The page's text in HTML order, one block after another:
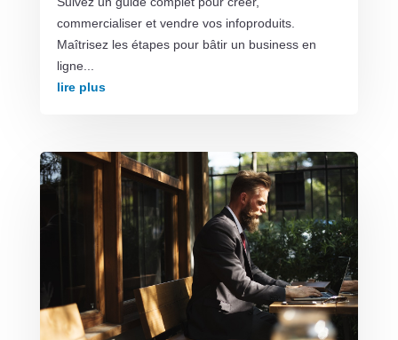
commercialiser et vendre vos infoproduits.
Maîtrisez les étapes pour bâtir un business en
ligne...
lire plus